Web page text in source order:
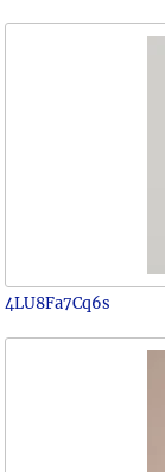
4LU8Fa7Cq6s